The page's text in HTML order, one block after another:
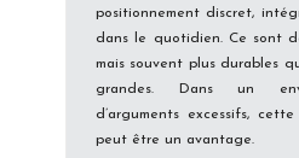
positionnement discret,
dans le quotidien. Ce sont
mais souvent plus durables
grandes. Dans un
d’arguments excessifs,
peut être un avantage.